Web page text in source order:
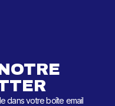
dans votre boîte email